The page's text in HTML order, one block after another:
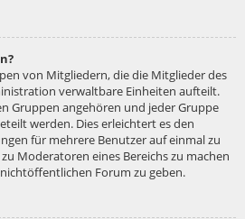
von Mitgliedern, die die Mitglieder des
verwaltbare Einheiten aufteilt.
Gruppen angehören und jeder Gruppe
werden. Dies erleichtert es den
für mehrere Benutzer auf einmal zu
Moderatoren eines Bereichs zu machen
Forum zu geben.